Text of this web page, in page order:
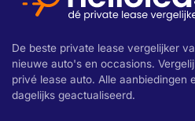
De beste private lease vergelijker
nieuwe auto's en occasions.
privé lease auto. Alle aanbiedingen
dagelijks geactualiseerd.